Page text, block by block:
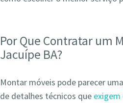
Por Que Contratar um
Jacuípe BA?
Montar móveis pode parecer
de detalhes técnicos que exigem